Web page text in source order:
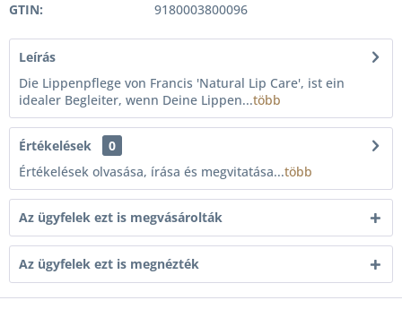
GTIN:
9180003800096
Leírás
Die Lippenpflege von Francis 'Natural Lip Care', ist ein
idealer Begleiter, wenn Deine Lippen...több
Értékelések
0
Értékelések olvasása, írása és megvitatása...több
Az ügyfelek ezt is megvásárolták
Az ügyfelek ezt is megnézték